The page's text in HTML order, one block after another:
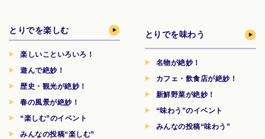
とりでを楽しむ
楽しいこといろいろ！
遊んで絶妙！
歴史・観光が絶妙！
春の風景が絶妙！
“楽しむ”のイベント
みんなの投稿“楽しむ”
とりでを味わう
名物が絶妙！
カフェ・飲食店が絶妙！
新鮮野菜が絶妙！
“味わう”のイベント
みんなの投稿“味わう”